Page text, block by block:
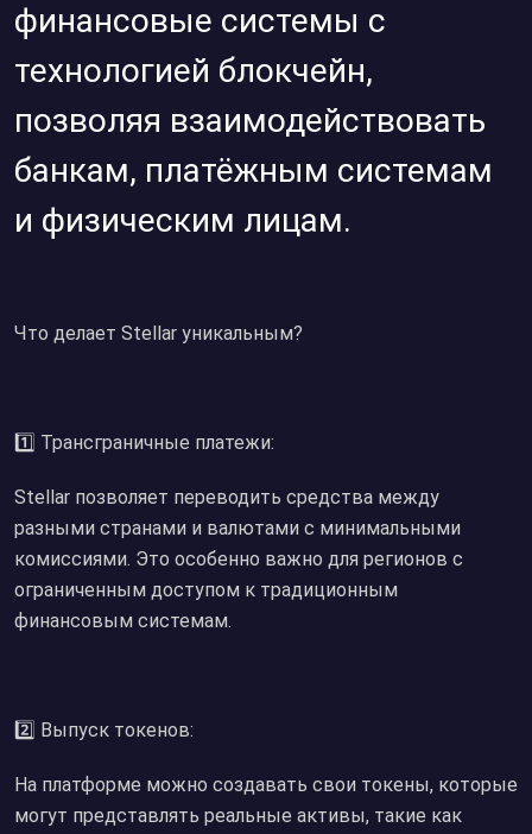
финансовые системы с
технологией блокчейн,
позволяя взаимодействовать
банкам, платёжным системам
и физическим лицам.
Что делает Stellar уникальным?
1️⃣ Трансграничные платежи:
Stellar позволяет переводить средства между
разными странами и валютами с минимальными
комиссиями. Это особенно важно для регионов с
ограниченным доступом к традиционным
финансовым системам.
2️⃣ Выпуск токенов:
На платформе можно создавать свои токены, которые
могут представлять реальные активы, такие как